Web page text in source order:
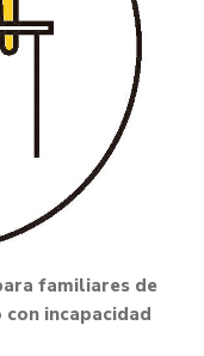
familiares de
incapacidad